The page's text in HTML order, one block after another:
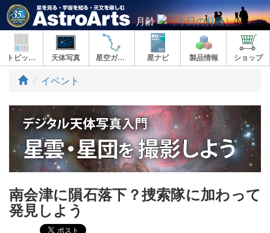
月齢
トピックス 天体写真 星空ガイド 星ナビ 製品情報 ショップ
ト
プ
イベント
南会津に隕石落下？捜索隊に加わって
発見しよう